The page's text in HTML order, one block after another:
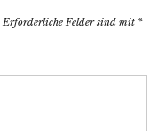
Erforderliche Felder sind mit *